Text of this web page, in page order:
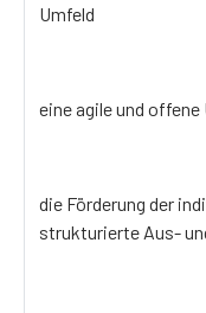
Umfeld
eine agile und
die Förderung der
strukturierte Aus-